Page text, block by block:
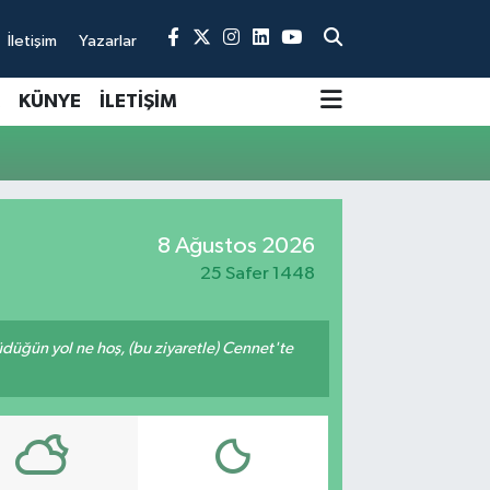
İletişim Yazarlar
KÜNYE İLETİŞİM
8 Ağustos 2026
25 Safer 1448
yol ne hoş, (bu ziyaretle) Cennet'te